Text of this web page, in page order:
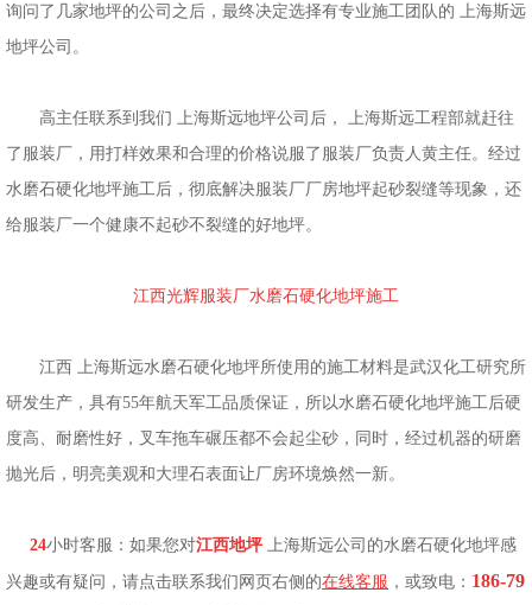
询问了几家地坪的公司之后，最终决定选择有专业施工团队的 上海斯远
地坪公司。
高主任联系到我们 上海斯远地坪公司后， 上海斯远工程部就赶往
了服装厂，用打样效果和合理的价格说服了服装厂负责人黄主任。经过
水磨石硬化地坪施工后，彻底解决服装厂厂房地坪起砂裂缝等现象，还
给服装厂一个健康不起砂不裂缝的好地坪。
江西光辉服装厂水磨石硬化地坪施工
江西 上海斯远水磨石硬化地坪所使用的施工材料是武汉化工研究所
研发生产，具有55年航天军工品质保证，所以水磨石硬化地坪施工后硬
度高、耐磨性好，叉车拖车碾压都不会起尘砂，同时，经过机器的研磨
抛光后，明亮美观和大理石表面让厂房环境焕然一新。
24小时客服：如果您对江西地坪 上海斯远公司的水磨石硬化地坪感
兴趣或有疑问，请点击联系我们网页右侧的在线客服 ，或致电： 186-79